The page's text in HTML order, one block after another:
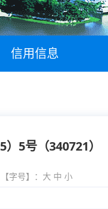
信用信息
）5号（340721）
【字号】： 大 中 小